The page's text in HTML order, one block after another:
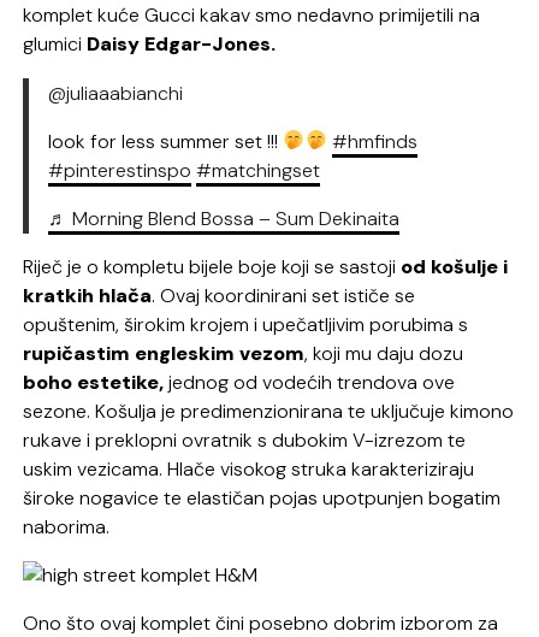
komplet kuće Gucci kakav smo nedavno primijetili na
glumici Daisy Edgar-Jones.
@juliaaabianchi
look for less summer set !!!
#hmfinds
#pinterestinspo #matchingset
♬ Morning Blend Bossa – Sum Dekinaita
Riječ je o kompletu bijele boje koji se sastoji od košulje i
kratkih hlača. Ovaj koordinirani set ističe se
opuštenim, širokim krojem i upečatljivim porubima s
rupičastim engleskim vezom, koji mu daju dozu
boho estetike,jednog od vodećih trendova ove
sezone. Košulja je predimenzionirana te uključuje kimono
rukave i preklopni ovratnik s dubokim V-izrezom te
uskim vezicama. Hlače visokog struka karakteriziraju
široke nogavice te elastičan pojas upotpunjen bogatim
naborima.
Ono što ovaj komplet čini posebno dobrim izborom za